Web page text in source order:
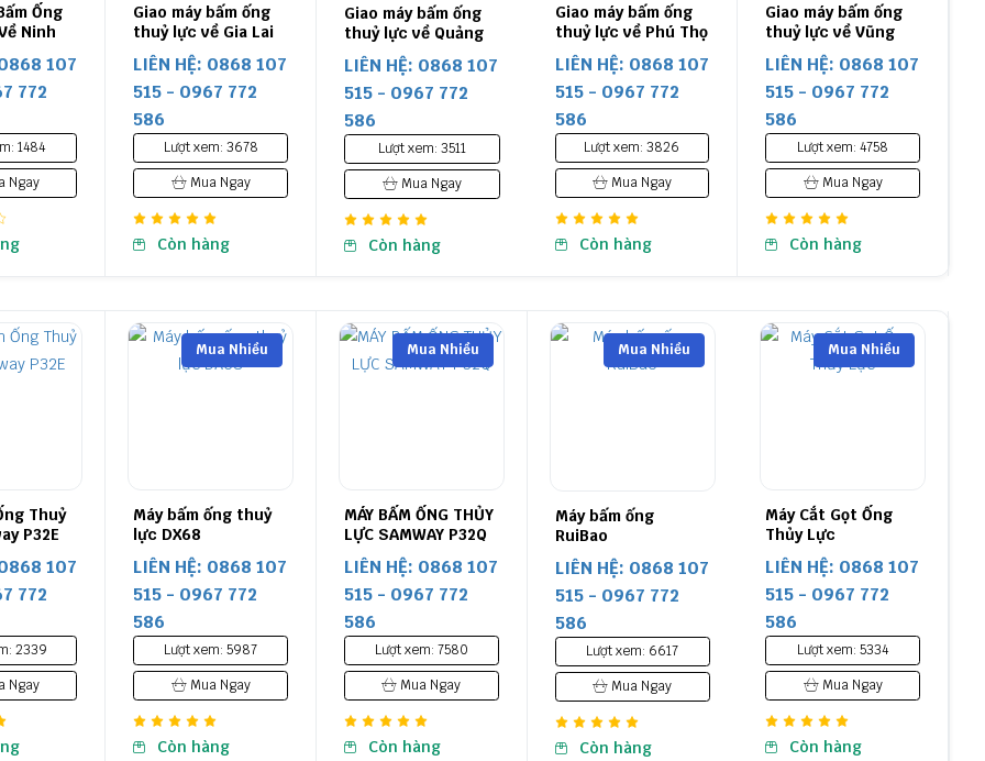
Ống
Ninh
107
772
1484
Ngay
Giao máy bấm ống
thuỷ lực về Gia Lai
LIÊN HỆ: 0868 107
515 - 0967 772
586
Lượt xem: 3678
Mua Ngay
Còn hàng
Giao máy bấm ống
thuỷ lực về Quảng
Bình
LIÊN HỆ: 0868 107
515 - 0967 772
586
Lượt xem: 3511
Mua Ngay
Còn hàng
Giao máy bấm ống
thuỷ lực về Phú Thọ
LIÊN HỆ: 0868 107
515 - 0967 772
586
Lượt xem: 3826
Mua Ngay
Còn hàng
Giao máy bấm ống
thuỷ lực về Vũng
Tàu
LIÊN HỆ: 0868 107
515 - 0967 772
586
Lượt xem: 4758
Mua Ngay
Còn hàng
Thuỷ
P32E
107
772
2339
Ngay
Mua Nhiều
Máy bấm ống thuỷ
lực DX68
LIÊN HỆ: 0868 107
515 - 0967 772
586
Lượt xem: 5987
Mua Ngay
Còn hàng
Mua Nhiều
MÁY BẤM ỐNG THỦY
LỰC SAMWAY P32Q
LIÊN HỆ: 0868 107
515 - 0967 772
586
Lượt xem: 7580
Mua Ngay
Còn hàng
Mua Nhiều
Máy bấm ống
RuiBao
LIÊN HỆ: 0868 107
515 - 0967 772
586
Lượt xem: 6617
Mua Ngay
Còn hàng
Mua Nhiều
Máy Cắt Gọt Ống
Thủy Lực
LIÊN HỆ: 0868 107
515 - 0967 772
586
Lượt xem: 5334
Mua Ngay
Còn hàng